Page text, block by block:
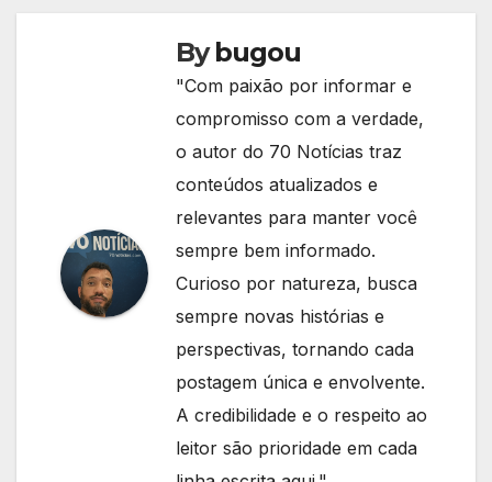
Bybugou
"Com paixão por informar e
compromisso com a verdade,
o autor do 70 Notícias traz
conteúdos atualizados e
relevantes para manter você
sempre bem informado.
Curioso por natureza, busca
sempre novas histórias e
perspectivas, tornando cada
postagem única e envolvente.
A credibilidade e o respeito ao
leitor são prioridade em cada